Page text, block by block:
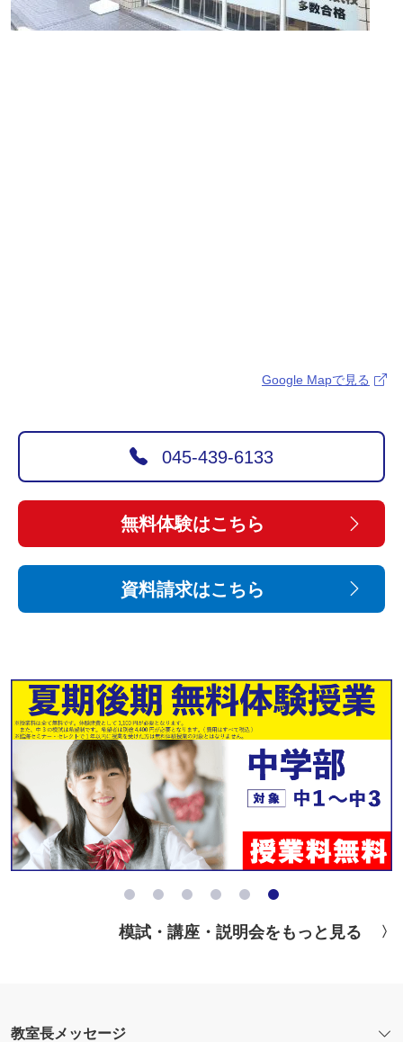
Google Mapで見る
045-439-6133
無料体験はこちら
資料請求はこちら
模試・講座・説明会をもっと見る
教室長メッセージ